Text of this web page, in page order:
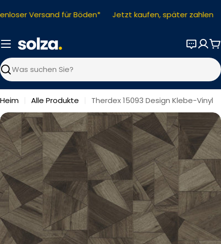
Inhalt Versand für Böden* Jetzt kaufen, später zahlen
Suchen
Heim Alle Produkte Therdex 15093 Design Klebe-Vinyl
Sie das Medium 0 im Modalformat